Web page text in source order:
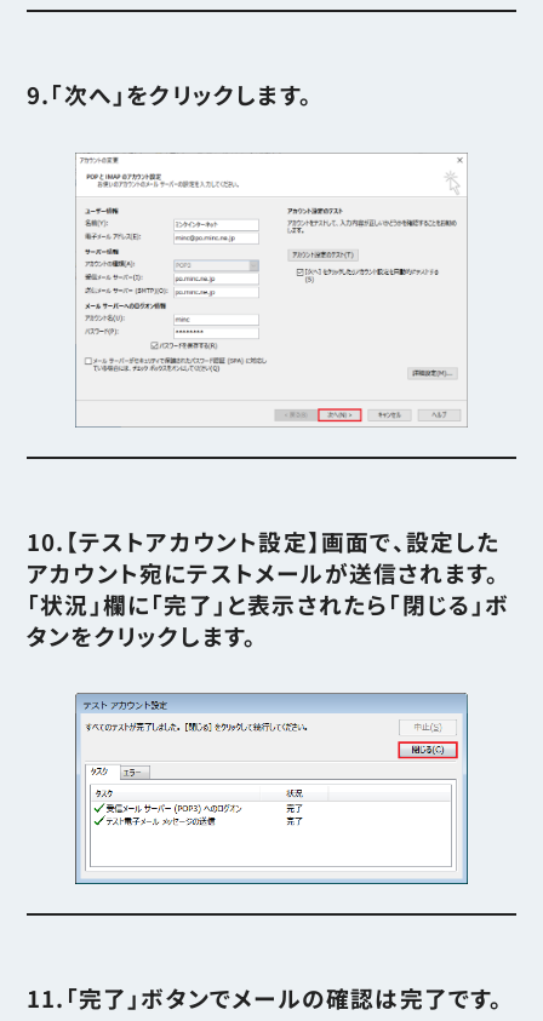
9.「次へ」をクリックします。
10.【テストアカウント設定】画面で、設定した
アカウント宛にテストメールが送信されます。
「状況」欄に「完了」と表示されたら「閉じる」ボ
タンをクリックします。
11.「完了」ボタンでメールの確認は完了です。